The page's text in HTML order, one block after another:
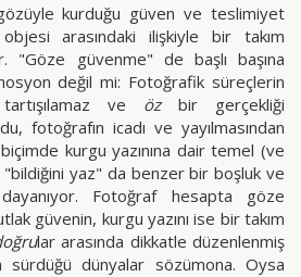
kurduğu güven ve teslimiyet
arasındaki ilişkiyle bir takım
"Göze güvenme" de başlı başına
değil mi: Fotoğrafik süreçlerin
ve öz bir gerçekliği
fotoğrafın icadı ve yayılmasından
kurgu yazınına dair temel (ve
yaz" da benzer bir boşluk ve
Fotoğraf hesapta göze
güvenin, kurgu yazını ise bir takım
lar arasında dikkatle düzenlenmiş
sürdüğü dünyalar sözümona. Oysa